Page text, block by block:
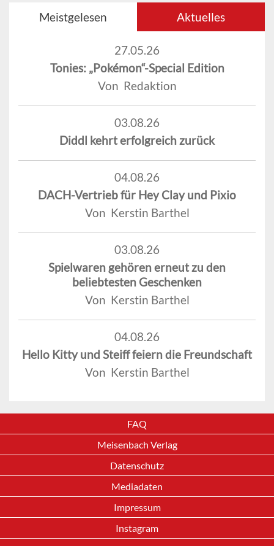
Meistgelesen Aktuelles
27.05.26
Tonies: „Pokémon“-Special Edition
Von Redaktion
03.08.26
Diddl kehrt erfolgreich zurück
04.08.26
DACH-Vertrieb für Hey Clay und Pixio
Von Kerstin Barthel
03.08.26
Spielwaren gehören erneut zu den
beliebtesten Geschenken
Von Kerstin Barthel
04.08.26
Hello Kitty und Steiff feiern die Freundschaft
Von Kerstin Barthel
FAQ
Meisenbach Verlag
Datenschutz
Mediadaten
Impressum
Instagram